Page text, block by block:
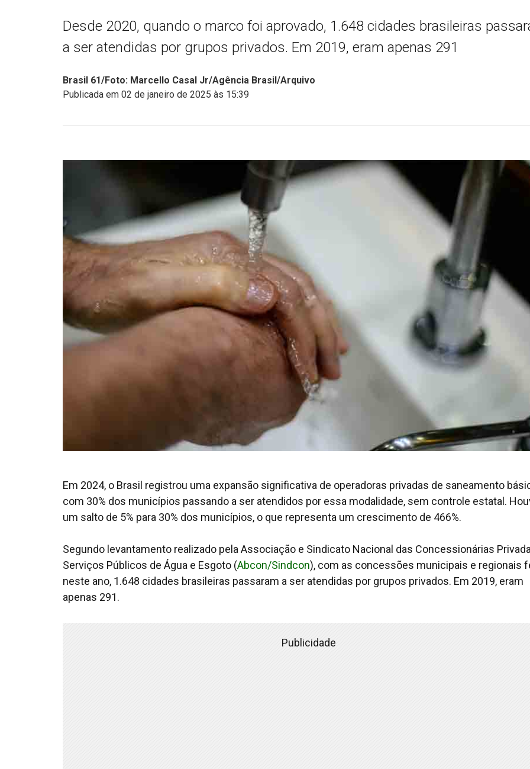
Desde 2020, quando o marco foi aprovado, 1.648 cidades brasileiras
a ser atendidas por grupos privados. Em 2019, eram apenas 291
Brasil 61/Foto: Marcello Casal Jr/Agência Brasil/Arquivo
Publicada em 02 de janeiro de 2025 às 15:39
Em 2024, o Brasil registrou uma expansão significativa de operadoras privadas de saneamento
com 30% dos municípios passando a ser atendidos por essa modalidade, sem controle estatal.
um salto de 5% para 30% dos municípios, o que representa um crescimento de 466%.
Segundo levantamento realizado pela Associação e Sindicato Nacional das Concessionárias
Serviços Públicos de Água e Esgoto (Abcon/Sindcon), com as concessões municipais e regionais
neste ano, 1.648 cidades brasileiras passaram a ser atendidas por grupos privados. Em 2019, eram
apenas 291.
Publicidade